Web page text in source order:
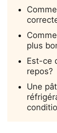
plus
Est-ce
repos?
Une